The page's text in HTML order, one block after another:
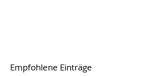
Empfohlene Einträge